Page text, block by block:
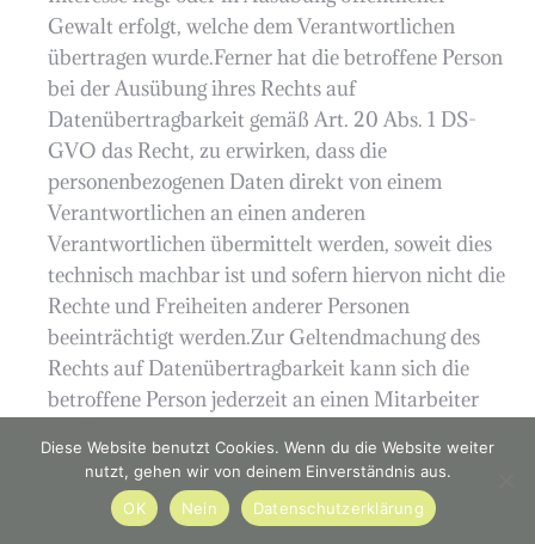
Gewalt erfolgt, welche dem Verantwortlichen
übertragen wurde.Ferner hat die betroffene Person
bei der Ausübung ihres Rechts auf
Datenübertragbarkeit gemäß Art. 20 Abs. 1 DS-
GVO das Recht, zu erwirken, dass die
personenbezogenen Daten direkt von einem
Verantwortlichen an einen anderen
Verantwortlichen übermittelt werden, soweit dies
technisch machbar ist und sofern hiervon nicht die
Rechte und Freiheiten anderer Personen
beeinträchtigt werden.Zur Geltendmachung des
Rechts auf Datenübertragbarkeit kann sich die
betroffene Person jederzeit an einen Mitarbeiter
g) Recht auf WiderspruchJede von der
Verarbeitung personenbezogener Daten betroffene
Person hat das vom Europäischen Richtlinien- und
Diese Website benutzt Cookies. Wenn du die Website weiter
nutzt, gehen wir von deinem Einverständnis aus.
OK
Nein Datenschutzerklärung